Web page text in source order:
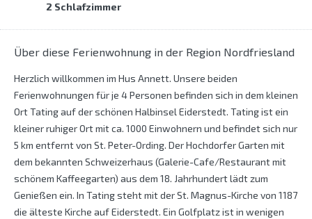
2 Schlafzimmer
Über diese Ferienwohnung in der Region Nordfriesland
Herzlich willkommen im Hus Annett. Unsere beiden
Ferienwohnungen für je 4 Personen befinden sich in dem kleinen
Ort Tating auf der schönen Halbinsel Eiderstedt. Tating ist ein
kleiner ruhiger Ort mit ca. 1000 Einwohnern und befindet sich nur
5 km entfernt von St. Peter-Ording. Der Hochdorfer Garten mit
dem bekannten Schweizerhaus (Galerie-Cafe/Restaurant mit
schönem Kaffeegarten) aus dem 18. Jahrhundert lädt zum
Genießen ein. In Tating steht mit der St. Magnus-Kirche von 1187
die älteste Kirche auf Eiderstedt. Ein Golfplatz ist in wenigen